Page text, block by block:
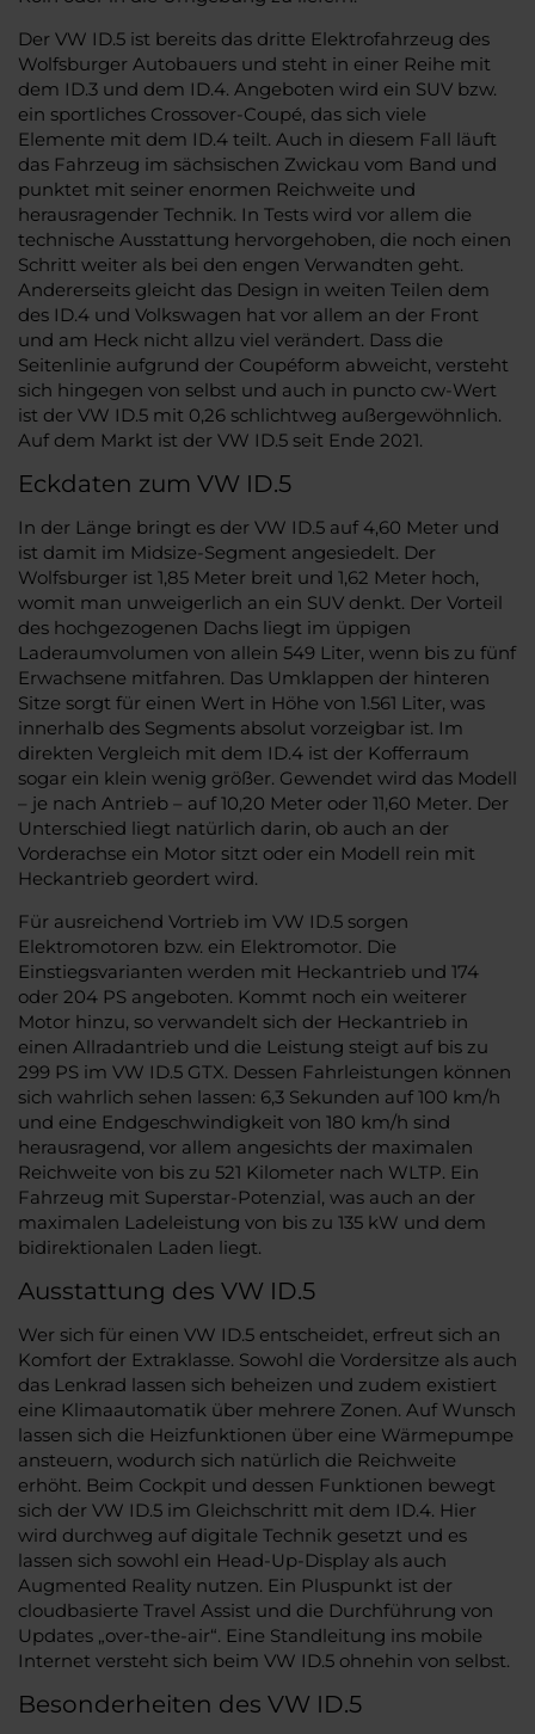
Der VW ID.5 ist bereits das dritte Elektrofahrzeug des
Wolfsburger Autobauers und steht in einer Reihe mit
dem ID.3 und dem ID.4. Angeboten wird ein SUV bzw.
ein sportliches Crossover-Coupé, das sich viele
Elemente mit dem ID.4 teilt. Auch in diesem Fall läuft
das Fahrzeug im sächsischen Zwickau vom Band und
punktet mit seiner enormen Reichweite und
herausragender Technik. In Tests wird vor allem die
technische Ausstattung hervorgehoben, die noch einen
Schritt weiter als bei den engen Verwandten geht.
Andererseits gleicht das Design in weiten Teilen dem
des ID.4 und Volkswagen hat vor allem an der Front
und am Heck nicht allzu viel verändert. Dass die
Seitenlinie aufgrund der Coupéform abweicht, versteht
sich hingegen von selbst und auch in puncto cw-Wert
ist der VW ID.5 mit 0,26 schlichtweg außergewöhnlich.
Auf dem Markt ist der VW ID.5 seit Ende 2021.
Eckdaten zum VW ID.5
In der Länge bringt es der VW ID.5 auf 4,60 Meter und
ist damit im Midsize-Segment angesiedelt. Der
Wolfsburger ist 1,85 Meter breit und 1,62 Meter hoch,
womit man unweigerlich an ein SUV denkt. Der Vorteil
des hochgezogenen Dachs liegt im üppigen
Laderaumvolumen von allein 549 Liter, wenn bis zu fünf
Erwachsene mitfahren. Das Umklappen der hinteren
Sitze sorgt für einen Wert in Höhe von 1.561 Liter, was
innerhalb des Segments absolut vorzeigbar ist. Im
direkten Vergleich mit dem ID.4 ist der Kofferraum
sogar ein klein wenig größer. Gewendet wird das Modell
– je nach Antrieb – auf 10,20 Meter oder 11,60 Meter. Der
Unterschied liegt natürlich darin, ob auch an der
Vorderachse ein Motor sitzt oder ein Modell rein mit
Heckantrieb geordert wird.
Für ausreichend Vortrieb im VW ID.5 sorgen
Elektromotoren bzw. ein Elektromotor. Die
Einstiegsvarianten werden mit Heckantrieb und 174
oder 204 PS angeboten. Kommt noch ein weiterer
Motor hinzu, so verwandelt sich der Heckantrieb in
einen Allradantrieb und die Leistung steigt auf bis zu
299 PS im VW ID.5 GTX. Dessen Fahrleistungen können
sich wahrlich sehen lassen: 6,3 Sekunden auf 100 km/h
und eine Endgeschwindigkeit von 180 km/h sind
herausragend, vor allem angesichts der maximalen
Reichweite von bis zu 521 Kilometer nach WLTP. Ein
Fahrzeug mit Superstar-Potenzial, was auch an der
maximalen Ladeleistung von bis zu 135 kW und dem
bidirektionalen Laden liegt.
Ausstattung des VW ID.5
Wer sich für einen VW ID.5 entscheidet, erfreut sich an
Komfort der Extraklasse. Sowohl die Vordersitze als auch
das Lenkrad lassen sich beheizen und zudem existiert
eine Klimaautomatik über mehrere Zonen. Auf Wunsch
lassen sich die Heizfunktionen über eine Wärmepumpe
ansteuern, wodurch sich natürlich die Reichweite
erhöht. Beim Cockpit und dessen Funktionen bewegt
sich der VW ID.5 im Gleichschritt mit dem ID.4. Hier
wird durchweg auf digitale Technik gesetzt und es
lassen sich sowohl ein Head-Up-Display als auch
Augmented Reality nutzen. Ein Pluspunkt ist der
cloudbasierte Travel Assist und die Durchführung von
Updates „over-the-air“. Eine Standleitung ins mobile
Internet versteht sich beim VW ID.5 ohnehin von selbst.
Besonderheiten des VW ID.5